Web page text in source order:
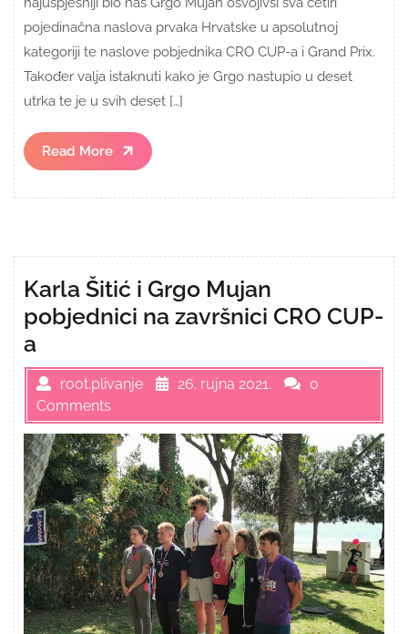
pojedinačna naslova prvaka Hrvatske u apsolutnoj
kategoriji te naslove pobjednika CRO CUP-a i Grand Prix.
Također valja istaknuti kako je Grgo nastupio u deset
utrka te je u svih deset […]
Read More
Read
More
Karla Šitić i Grgo Mujan
pobjednici na završnici CRO CUP-
a
root.plivanje 26. rujna 2021.
0
Comments